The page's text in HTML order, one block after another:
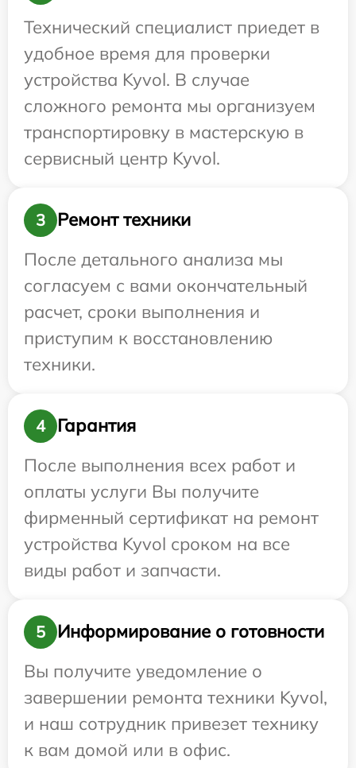
Технический специалист приедет в
удобное время для проверки
устройства Kyvol. В случае
сложного ремонта мы организуем
транспортировку в мастерскую в
сервисный центр Kyvol.
3
Ремонт техники
После детального анализа мы
согласуем с вами окончательный
расчет, сроки выполнения и
приступим к восстановлению
техники.
4
Гарантия
После выполнения всех работ и
оплаты услуги Вы получите
фирменный сертификат на ремонт
устройства Kyvol сроком на все
виды работ и запчасти.
5
Информирование о готовности
Вы получите уведомление о
завершении ремонта техники Kyvol,
и наш сотрудник привезет технику
к вам домой или в офис.